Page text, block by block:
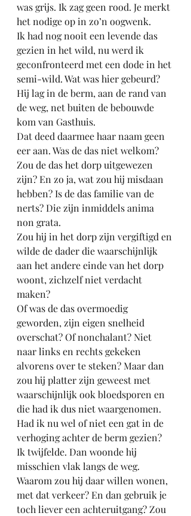
was grijs. Ik zag geen rood. Je merkt
het nodige op in zo’n oogwenk.
Ik had nog nooit een levende das
gezien in het wild, nu werd ik
geconfronteerd met een dode in het
semi-wild. Wat was hier gebeurd?
Hij lag in de berm, aan de rand van
de weg, net buiten de bebouwde
kom van Gasthuis.
Dat deed daarmee haar naam geen
eer aan. Was de das niet welkom?
Zou de das het dorp uitgewezen
zijn? En zo ja, wat zou hij misdaan
hebben? Is de das familie van de
nerts? Die zijn inmiddels anima
non grata.
Zou hij in het dorp zijn vergiftigd en
wilde de dader die waarschijnlijk
aan het andere einde van het dorp
woont, zichzelf niet verdacht
maken?
Of was de das overmoedig
geworden, zijn eigen snelheid
overschat? Of nonchalant? Niet
naar links en rechts gekeken
alvorens over te steken? Maar dan
zou hij platter zijn geweest met
waarschijnlijk ook bloedsporen en
die had ik dus niet waargenomen.
Had ik nu wel of niet een gat in de
verhoging achter de berm gezien?
Ik twijfelde. Dan woonde hij
misschien vlak langs de weg.
Waarom zou hij daar willen wonen,
met dat verkeer? En dan gebruik je
toch liever een achteruitgang? Zou